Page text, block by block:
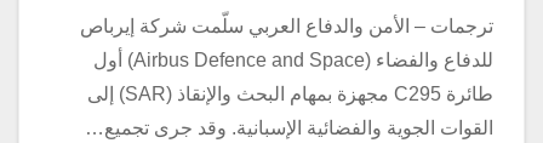
ترجمات – الأمن والدفاع العربي سلّمت شركة إيرباص
للدفاع والفضاء (Airbus Defence and Space) أول
طائرة C295 مجهزة بمهام البحث والإنقاذ (SAR) إلى
القوات الجوية والفضائية الإسبانية. وقد جرى تجميع…